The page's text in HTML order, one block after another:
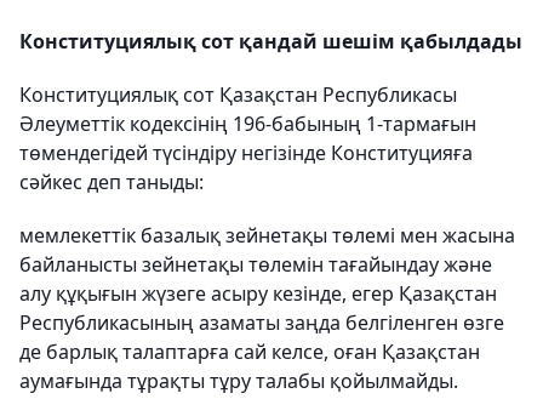
Конституциялық сот қандай шешім қабылдады
Конституциялық сот Қазақстан Республикасы
Әлеуметтік кодексінің 196-бабының 1-тармағын
төмендегідей түсіндіру негізінде Конституцияға
сәйкес деп таныды:
мемлекеттік базалық зейнетақы төлемі мен жасына
байланысты зейнетақы төлемін тағайындау және
алу құқығын жүзеге асыру кезінде, егер Қазақстан
Республикасының азаматы заңда белгіленген өзге
де барлық талаптарға сай келсе, оған Қазақстан
аумағында тұрақты тұру талабы қойылмайды.